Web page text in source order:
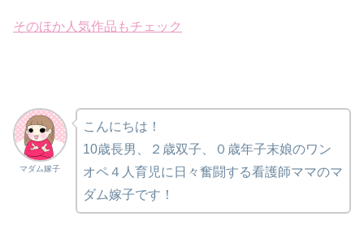
そのほか人気作品もチェック
マダム嫁子
こんにちは！
10歳長男、２歳双子、０歳年子末娘のワン
オペ４人育児に日々奮闘する看護師ママのマ
ダム嫁子です！